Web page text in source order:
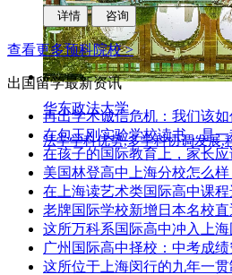
科研实力,学科优势,人才培养质
华东政法大学
法学学科优势,多学科协调发展,
详情 咨询
查看更多预科院校 >
出国留学最新资讯
再出学术诚信危机：我们该
在包玉刚实验学校读书，是一
在孩子的国际教育上，家长
美国林登高中上海分校怎么样
在上海读艺术类国际高中课
老牌国际学校新增日本名校
这所万科系国际高中冲入上
广州国际高中择校：中考成
这所位于上海闵行的九年一